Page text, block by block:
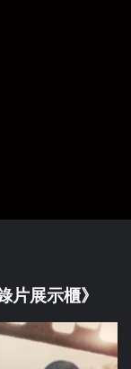
片展示櫃》